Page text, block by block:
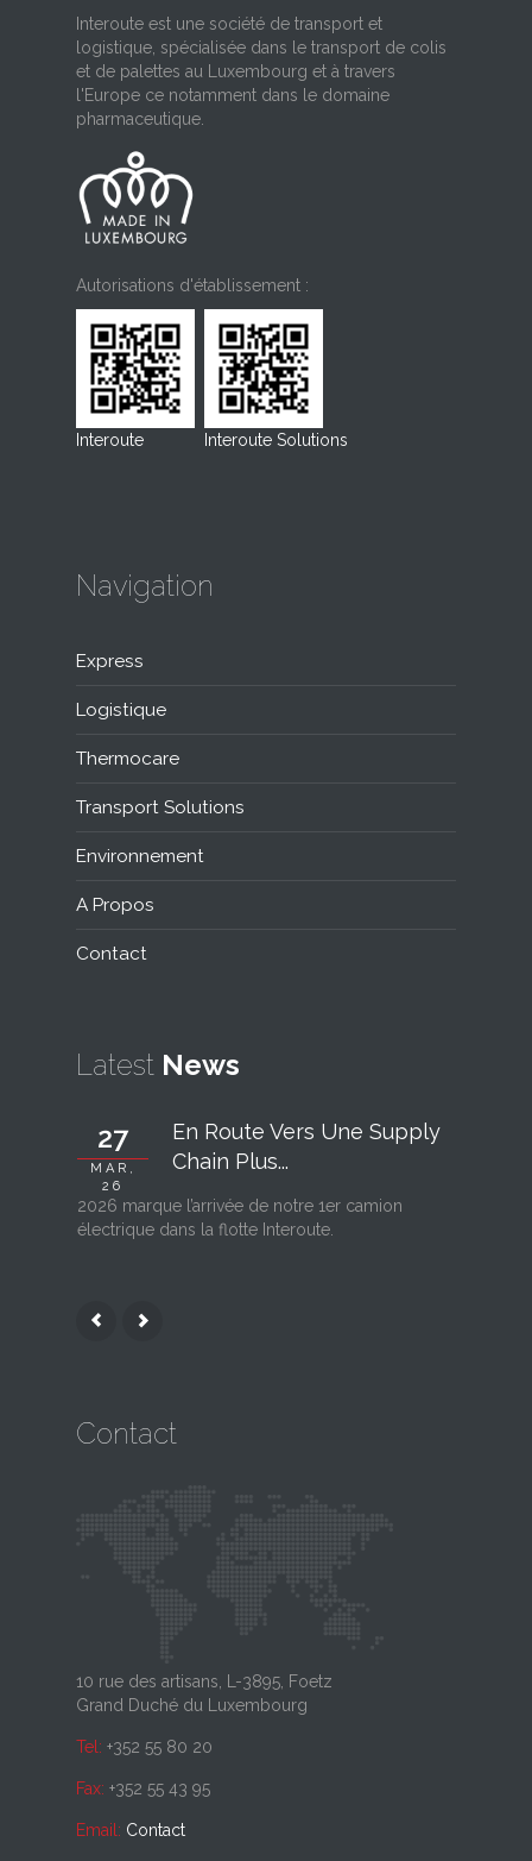
Interoute est une société de transport et
logistique, spécialisée dans le transport de colis
et de palettes au Luxembourg et à travers
l'Europe ce notamment dans le domaine
pharmaceutique.
Autorisations d'établissement :
Interoute Interoute Solutions
Navigation
Express
Logistique
Thermocare
Transport Solutions
Environnement
A Propos
Contact
Latest News
27
MAR,
26
En Route Vers Une Supply
Chain Plus...
2026 marque l’arrivée de notre 1er camion
électrique dans la flotte Interoute.
Contact
10 rue des artisans, L-3895, Foetz
Grand Duché du Luxembourg
Tel: +352 55 80 20
Fax: +352 55 43 95
Email: Contact